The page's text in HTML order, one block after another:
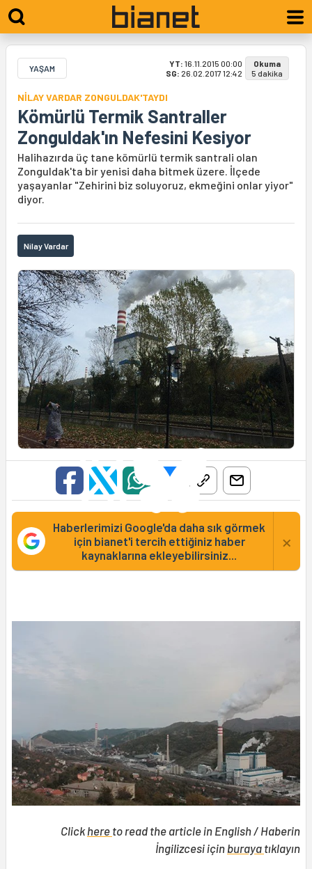
YAŞAM YT: 16.11.2015 00:00
SG: 26.02.2017 12:42
Okuma
5 dakika
NİLAY VARDAR ZONGULDAK'TAYDI
Kömürlü Termik Santraller
Zonguldak'ın Nefesini Kesiyor
Halihazırda üç tane kömürlü termik santrali olan
Zonguldak'ta bir yenisi daha bitmek üzere. İlçede
yaşayanlar "Zehirini biz soluyoruz, ekmeğini onlar yiyor"
diyor.
Nilay Vardar
Haberlerimizi Google'da daha sık görmek
için bianet'i tercih ettiğiniz haber
kaynaklarına ekleyebilirsiniz...
×
Clickhere to read the article in English / Haberin
İngilizcesi için buraya tıklayın